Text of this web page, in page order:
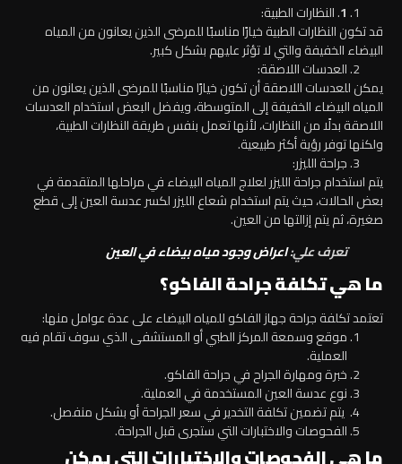
1. النظارات الطبية:
قد تكون النظارات الطبية خيارًا مناسبًا للمرضى الذين يعانون من المياه
البيضاء الخفيفة والتي لا تؤثر عليهم بشكل كبير.
العدسات اللاصقة:
يمكن للعدسات اللاصقة أن تكون خيارًا مناسبًا للمرضى الذين يعانون من
المياه البيضاء الخفيفة إلى المتوسطة، ويفضل البعض استخدام العدسات
اللاصقة بدلًا من النظارات، لأنها تعمل بنفس طريقة النظارات الطبية،
ولكنها توفر رؤية أكثر طبيعية.
جراحة الليزر:
يتم استخدام جراحة الليزر لعلاج المياه البيضاء في مراحلها المتقدمة في
بعض الحالات، حيث يتم استخدام شعاع الليزر لكسر عدسة العين إلى قطع
صغيرة، ثم يتم إزالتها من العين.
تعرف علي:اعراض وجود مياه بيضاء في العين
ما هي تكلفة جراحة الفاكو؟
تعتمد تكلفة جراحة جهاز الفاكو للمياه البيضاء على عدة عوامل منها:
موقع وسمعة المركز الطبي أو المستشفى الذي سوف تقام فيه
العملية.
خبرة ومهارة الجراح في جراحة الفاكو.
نوع عدسة العين المستخدمة في العملية.
يتم تضمين تكلفة التخدير في سعر الجراحة أو بشكل منفصل.
الفحوصات والاختبارات التي ستجرى قبل الجراحة.
ما هي الفحوصات والاختبارات التي يمكن